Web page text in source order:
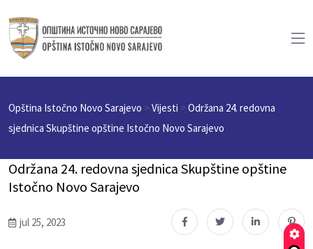
Opština Istočno Novo Sarajevo >Vijesti >Održana 24. redovna
sjednica Skupštine opštine Istočno Novo Sarajevo
Održana 24. redovna sjednica Skupštine opštine
Istočno Novo Sarajevo
jul 25, 2023